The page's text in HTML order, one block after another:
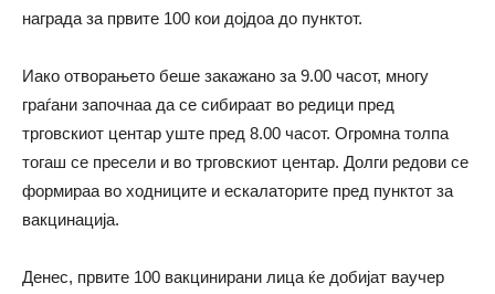
награда за првите 100 кои дојдоа до пунктот.
Иако отворањето беше закажано за 9.00 часот, многу
граѓани започнаа да се сибираат во редици пред
трговскиот центар уште пред 8.00 часот. Огромна толпа
тогаш се пресели и во трговскиот центар. Долги редови се
формираа во ходниците и ескалаторите пред пунктот за
вакцинација.
Денес, првите 100 вакцинирани лица ќе добијат ваучер